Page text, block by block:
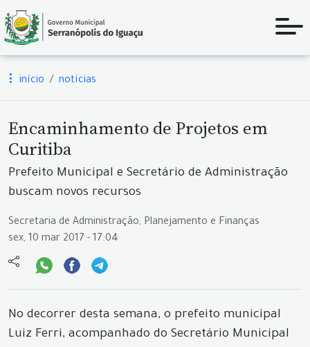
início notícias
Encaminhamento de Projetos em
Curitiba
Prefeito Municipal e Secretário de Administração
buscam novos recursos
Secretaria de Administração, Planejamento e Finanças
sex, 10 mar 2017 - 17:04
No decorrer desta semana, o prefeito municipal
Luiz Ferri, acompanhado do Secretário Municipal